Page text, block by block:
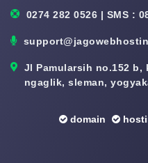
0274 282 0526 | SMS :
Jl Pamularsih no.152 b,
ngaglik, sleman,
domain